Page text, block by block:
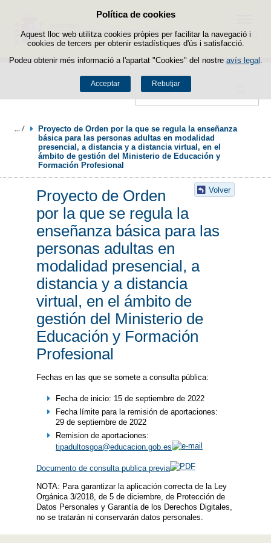
Política de cookies
Aquest lloc web utilitza cookies pròpies per facilitar la navegació i
cookies de tercers per obtenir estadístiques d'ús i satisfacció.
Podeu obtenir més informació a l'apartat "Cookies" del nostre avís legal
Acceptar Rebutjar
Passar al contingut
Cercador
Menú
Proyecto de Orden por la que se regula la enseñanza
básica para las personas adultas en modalidad
presencial, a distancia y a distancia virtual, en el
ámbito de gestión del Ministerio de Educación y
Formación Profesional
Volver
Proyecto de Orden
por la que se regula la
enseñanza básica para las
personas adultas en
modalidad presencial, a
distancia y a distancia
virtual, en el ámbito de
gestión del Ministerio de
Educación y Formación
Profesional
Fechas en las que se somete a consulta pública:
Fecha de inicio: 15 de septiembre de 2022
Fecha límite para la remisión de aportaciones:
29 de septiembre de 2022
Remision de aportaciones:
tipadultosgoa@educacion.gob.es
Documento de consulta publica previa
NOTA: Para garantizar la aplicación correcta de la Ley
Orgánica 3/2018, de 5 de diciembre, de Protección de
Datos Personales y Garantía de los Derechos Digitales,
no se tratarán ni conservarán datos personales.